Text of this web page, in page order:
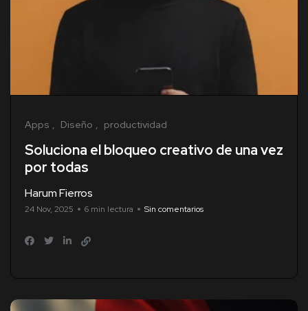
Apps Diseño productividad
Soluciona el bloqueo creativo de una vez
por todas
Harum Fierros
24 Nov, 2025 6 min lectura Sin comentarios